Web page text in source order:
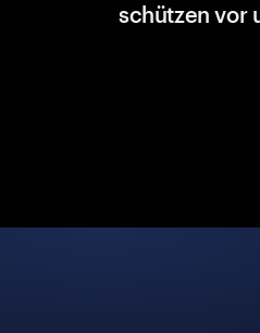
schützen vor